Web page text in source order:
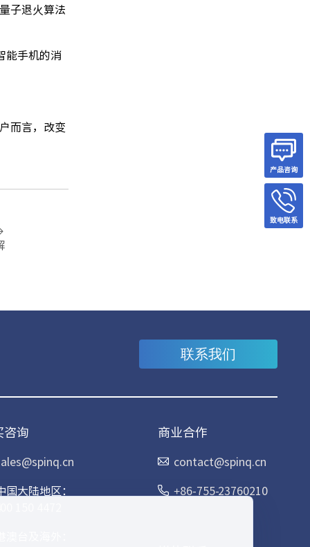
子退火算法
能手机的消
而言，改变
产品咨询
致电联系
联系我们
咨询
国大陆地区：
商业合作
contact@spinq.cn
+86-755-23760210